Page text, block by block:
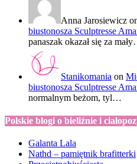
Anna Jarosiewicz
biustonosza Sculptresse
panaszak okazał się za
Stanikomania on
biustonosza Sculptresse
normalnym beżom, tyl…
Polskie blogi o bieliźnie i
Galanta Lala
Nathd – pamiętnik brafitterki